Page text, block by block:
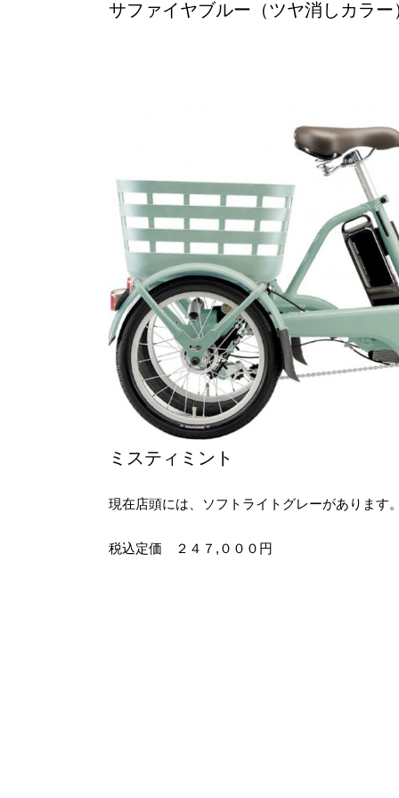
サファイヤブルー（ツヤ消しカラー
ミスティミント
現在店頭には、ソフトライトグレーがあります
税込定価 ２４７,０００円